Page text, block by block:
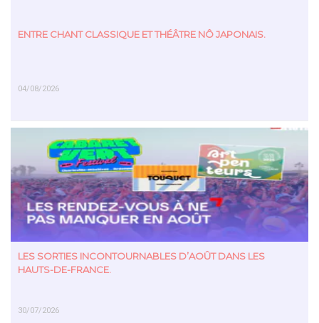
ENTRE CHANT CLASSIQUE ET THÉÂTRE NÔ JAPONAIS.
04/08/2026
EN SAVOIR PLUS
LES SORTIES INCONTOURNABLES D’AOÛT DANS LES
HAUTS-DE-FRANCE.
30/07/2026